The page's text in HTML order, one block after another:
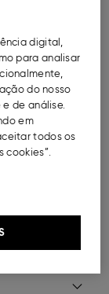
elástica e
nos
digital,
para analisar
do nosso
de análise.
em
todos os
cookies”.